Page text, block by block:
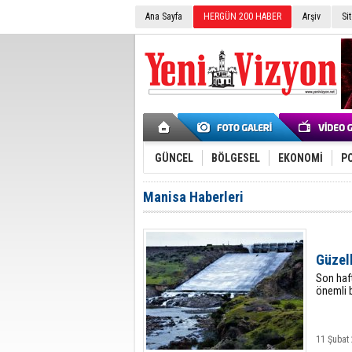
Ana Sayfa HERGÜN 200 HABER Arşiv
GÜNCEL BÖLGESEL EKONOMİ
Manisa Haberleri
Son
önemli
11